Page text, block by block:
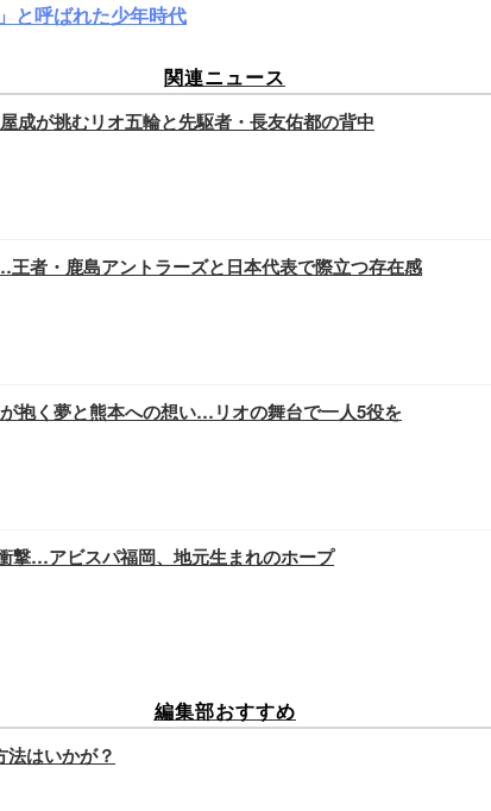
と呼ばれた少年時代
関連ニュース
成が挑むリオ五輪と先駆者・長友佑都の背中
者・鹿島アントラーズと日本代表で際立つ存在感
抱く夢と熊本への想い…リオの舞台で一人5役を
撃…アビスパ福岡、地元生まれのホープ
編集部おすすめ
はいかが？